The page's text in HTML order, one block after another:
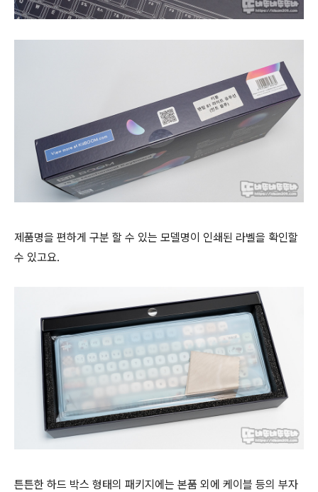
제품명을 편하게 구분 할 수 있는 모델명이 인쇄된 라벨을 확인할
수 있고요.
튼튼한 하드 박스 형태의 패키지에는 본품 외에 케이블 등의 부자